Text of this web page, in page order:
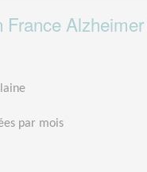
France
par mois